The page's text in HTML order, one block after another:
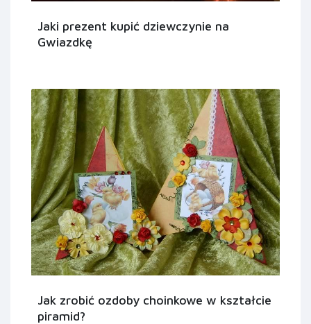
Jaki prezent kupić dziewczynie na
Gwiazdkę
Jak zrobić ozdoby choinkowe w kształcie
piramid?